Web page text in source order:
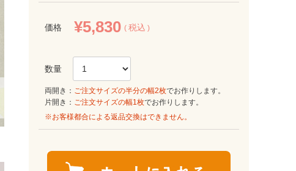
価格 ¥5,830 税込
両開き： ご注文サイズの半分の幅2枚でお作りします。
片開き： ご注文サイズの幅1枚でお作りします。
※お客様都合による返品交換はできません。